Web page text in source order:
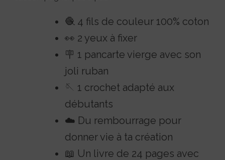
🧶 4 fils de couleur 100% coton
👀 2 yeux à fixer
🪧 1 pancarte vierge avec son
joli ruban
🪡 1 crochet adapté aux
débutants
☁️ Du rembourrage pour
donner vie à ta création
📖 Un livre de 24 pages avec